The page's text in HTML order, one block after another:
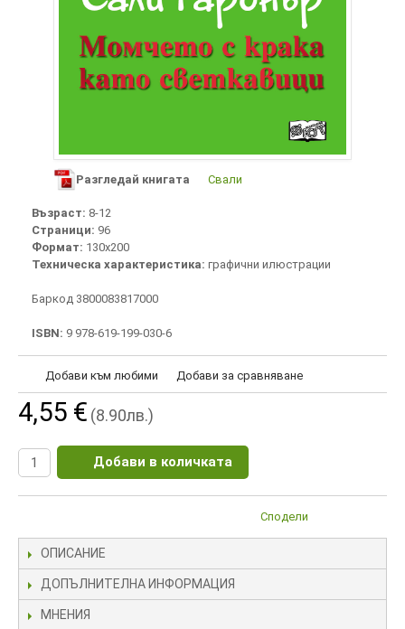
Разгледай книгата Свали
Възраст: 8-12
Страници: 96
Формат: 130х200
Техническа характеристика: графични илюстрации
Баркод 3800083817000
ISBN: 9 978-619-199-030-6
Добави към любими Добави за сравняване
4,55 € (8.90лв.)
Добави в количката
Сподели
ОПИСАНИЕ
ДОПЪЛНИТЕЛНА ИНФОРМАЦИЯ
МНЕНИЯ